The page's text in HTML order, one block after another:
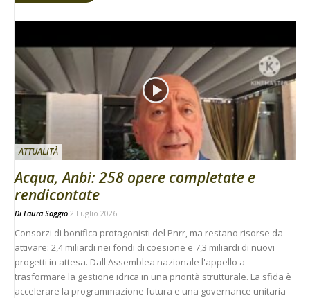
ATTUALITÀ
Acqua, Anbi: 258 opere completate e
rendicontate
Di Laura Saggio 2 Luglio 2026
Consorzi di bonifica protagonisti del Pnrr, ma restano risorse da
attivare: 2,4 miliardi nei fondi di coesione e 7,3 miliardi di nuovi
progetti in attesa. Dall'Assemblea nazionale l'appello a
trasformare la gestione idrica in una priorità strutturale. La sfida è
accelerare la programmazione futura e una governance unitaria